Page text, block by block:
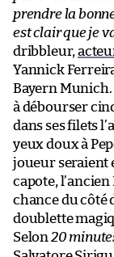
prendre la
est clair que je
dribbleur,
Yannick
Bayern Munich.
à débourser
dans ses filets
yeux doux à
joueur seraient
capote,
chance du côté
doublette
Selon 20